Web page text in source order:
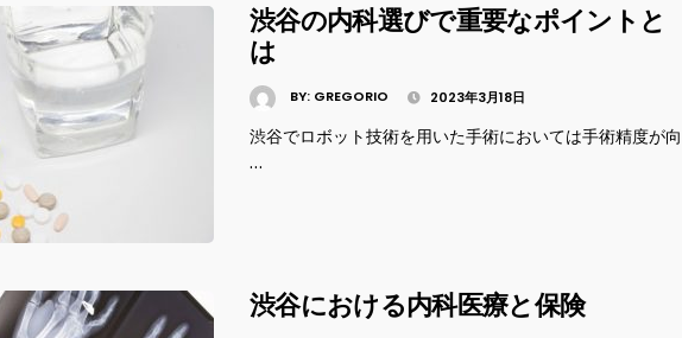
渋谷の内科選びで重要なポイントと
は
BY: GREGORIO 2023年3月18日
渋谷でロボット技術を用いた手術においては手術精度が向
…
渋谷における内科医療と保険